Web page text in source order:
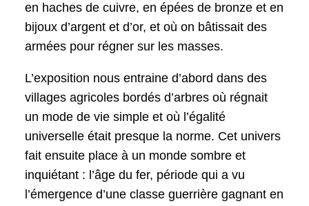
en haches de cuivre, en épées de bronze et en
bijoux d’argent et d’or, et où on bâtissait des
armées pour régner sur les masses.
L’exposition nous entraine d’abord dans des
villages agricoles bordés d’arbres où régnait
un mode de vie simple et où l’égalité
universelle était presque la norme. Cet univers
fait ensuite place à un monde sombre et
inquiétant : l’âge du fer, période qui a vu
l’émergence d’une classe guerrière gagnant en